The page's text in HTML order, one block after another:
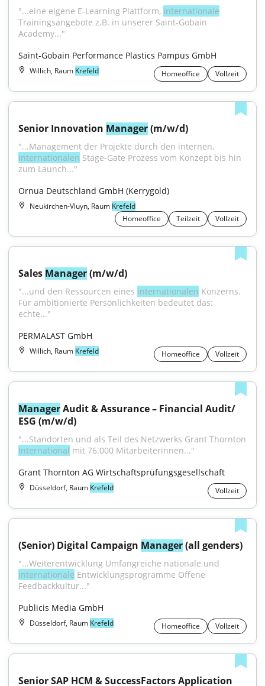
"...eine eigene E-Learning Plattform, internationale
Trainingsangebote z.B. in unserer Saint-Gobain
Academy..."
Saint-Gobain Performance Plastics Pampus GmbH
Willich, Raum Krefeld Homeoffice Vollzeit
Senior Innovation Manager (m/w/d)
internationalen Stage-Gate Prozess vom Konzept bis hin
zum Launch..."
Ornua Deutschland GmbH (Kerrygold)
Neukirchen-Vluyn, Raum Krefeld
Homeoffice
Teilzeit Vollzeit
Sales Manager (m/w/d)
"...und den Ressourcen eines internationalen Konzerns.
Für ambitionierte Persönlichkeiten bedeutet das:
echte..."
PERMALAST GmbH
Willich, Raum Krefeld Homeoffice Vollzeit
Manager Audit & Assurance – Financial Audit/
ESG (m/w/d)
International mit 76.000 Mitarbeiterinnen..."
Grant Thornton AG Wirtschaftsprüfungsgesellschaft
Düsseldorf, Raum Krefeld Vollzeit
(Senior) Digital Campaign Manager (all genders)
internationale Entwicklungsprogramme Offene
Feedbackkultur..."
Publicis Media GmbH
Düsseldorf, Raum Krefeld Homeoffice Vollzeit